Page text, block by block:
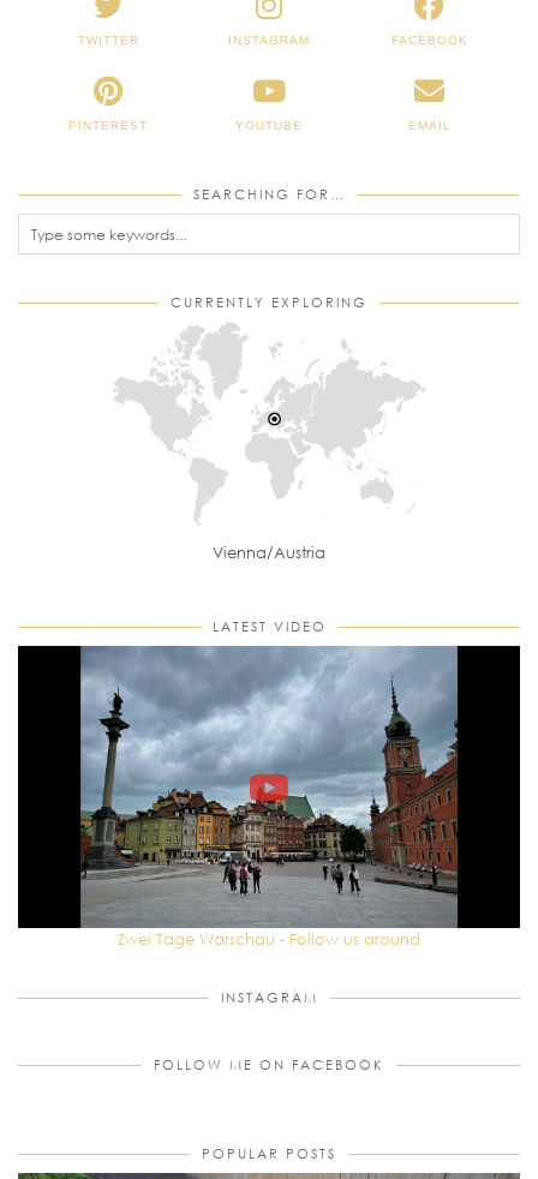
TWITTER INSTAGRAM FACEBOOK
PINTEREST YOUTUBE EMAIL
SEARCHING FOR…
CURRENTLY EXPLORING
Vienna/Austria
LATEST VIDEO
Zwei Tage Warschau - Follow us around
INSTAGRAM
FOLLOW ME ON FACEBOOK
POPULAR POSTS